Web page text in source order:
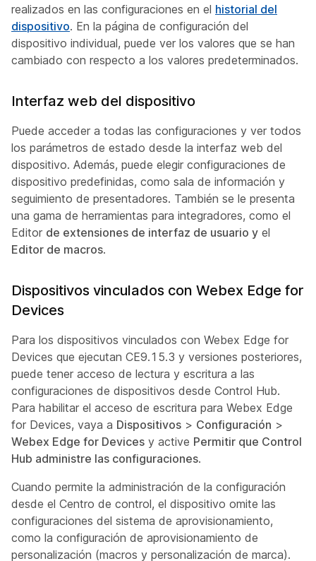
realizados en las configuraciones en el historial del
dispositivo. En la página de configuración del
dispositivo individual, puede ver los valores que se han
cambiado con respecto a los valores predeterminados.
Interfaz web del dispositivo
Puede acceder a todas las configuraciones y ver todos
los parámetros de estado desde la interfaz web del
dispositivo. Además, puede elegir configuraciones de
dispositivo predefinidas, como sala de información y
seguimiento de presentadores. También se le presenta
una gama de herramientas para integradores, como el
Editor de extensiones de interfaz de usuario y el
Editor de macros.
Dispositivos vinculados con Webex Edge for
Devices
Para los dispositivos vinculados con Webex Edge for
Devices que ejecutan CE9.15.3 y versiones posteriores,
puede tener acceso de lectura y escritura a las
configuraciones de dispositivos desde Control Hub.
Para habilitar el acceso de escritura para Webex Edge
for Devices, vaya a Dispositivos > Configuración >
Webex Edge for Devices y active Permitir que Control
Hub administre las configuraciones.
Cuando permite la administración de la configuración
desde el Centro de control, el dispositivo omite las
configuraciones del sistema de aprovisionamiento,
como la configuración de aprovisionamiento de
personalización (macros y personalización de marca).